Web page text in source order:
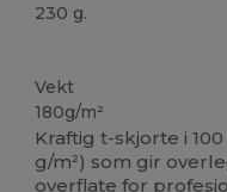
230 g.
Vekt
180g/m²
Kraftig t-skjorte i
g/m²) som gir
overflate for